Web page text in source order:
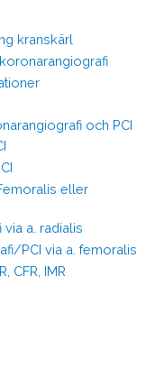
kranskärl
och PCI
eller
a. radialis
PCI via a. femoralis
CFR, IMR